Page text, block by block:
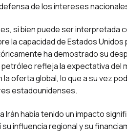
de los intereses
si bien puede ser interpretada
la capacidad de Estados Unidos
ha demostrado su
refleja la expectativa del
oferta global, lo que a su vez
estadounidenses.
había tenido un impacto
influencia regional y su